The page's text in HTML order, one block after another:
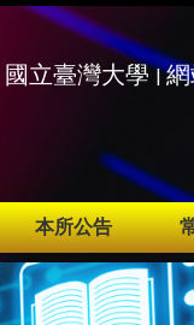
國立臺灣大學|
本所公告